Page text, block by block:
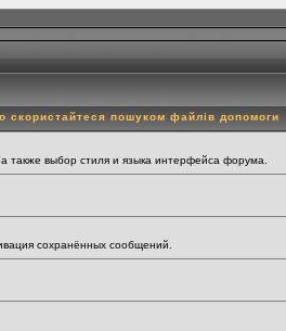
скористайтеся пошуком файлів допомоги
также выбор стиля и языка интерфейса форума.
сохранённых сообщений.